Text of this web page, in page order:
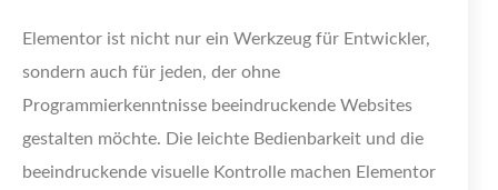
Elementor ist nicht nur ein Werkzeug für Entwickler,
sondern auch für jeden, der ohne
Programmierkenntnisse beeindruckende Websites
gestalten möchte. Die leichte Bedienbarkeit und die
beeindruckende visuelle Kontrolle machen Elementor